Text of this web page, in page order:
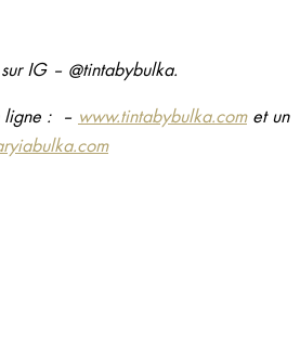
IG – @tintabybulka.
ligne : – www.tintabybulka.comet un